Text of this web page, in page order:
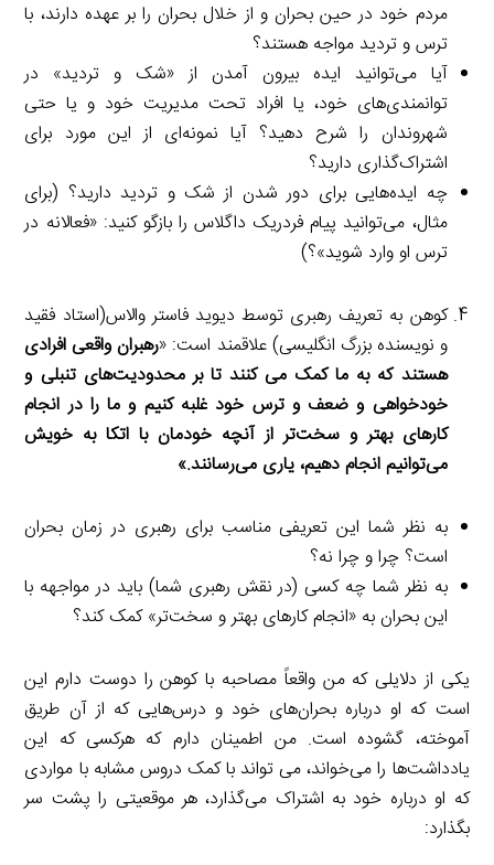
مردم خود در حین بحران و از خلال بحران را بر عهده دارند، با
ترس و تردید مواجه هستند؟
آیا می‌توانید ایده بیرون آمدن از «شک و تردید» در
توانمندی‌های خود، یا افراد تحت مدیریت خود و یا حتی
شهروندان را شرح دهید؟ آیا نمونه‌ای از این مورد برای
اشتراک‌گذاری دارید؟
چه ایده‌هایی برای دور شدن از شک و تردید دارید؟ (برای
مثال، می‌توانید پیام فردریک داگلاس را بازگو کنید: «فعالانه در
ترس او وارد شوید»؟)
کوهن به تعریف رهبری توسط دیوید فاستر والاس(استاد فقید
و نویسنده بزرگ انگلیسی) علاقمند است: «رهبران واقعی افرادی
هستند که به ما کمک می کنند تا بر محدودیت‌های تنبلی و
خودخواهی و ضعف و ترس خود غلبه کنیم و ما رادرانجام
کارهای بهتر و سخت‌تر از آنچه خودمان با اتکا به خویش
می‌توانیم انجام دهیم، یاری می‌رسانند.»
به نظر شما این تعریفی مناسب برای رهبری در زمان بحران
است؟ چرا و چرا نه؟
به نظر شما چه کسی (در نقش رهبری شما) باید در مواجهه با
این بحران به «انجام کارهای بهتر و سخت‌تر» کمک کند؟
یکی از دلایلی که من واقعاً مصاحبه با کوهن را دوست دارم این
است که او درباره بحران‌های خود و درس‌هایی که از آن طریق
آموخته، گشوده است. من اطمینان دارم که هرکسی که این
یادداشت‌ها را می‌خواند، می تواند با کمک دروس مشابه با مواردی
که او درباره خود به اشتراک می‌گذارد، هر موقعیتی را پشت سر
بگذارد: